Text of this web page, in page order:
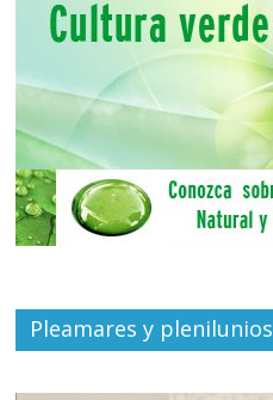
Pleamares y plenilunios